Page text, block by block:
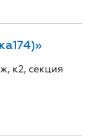
к2, секция